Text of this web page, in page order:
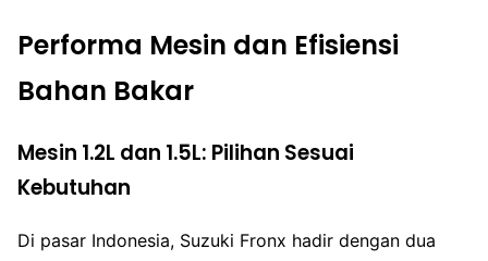
Performa Mesin dan Efisiensi
Bahan Bakar
Mesin 1.2L dan 1.5L: Pilihan Sesuai
Kebutuhan
Di pasar Indonesia, Suzuki Fronx hadir dengan dua